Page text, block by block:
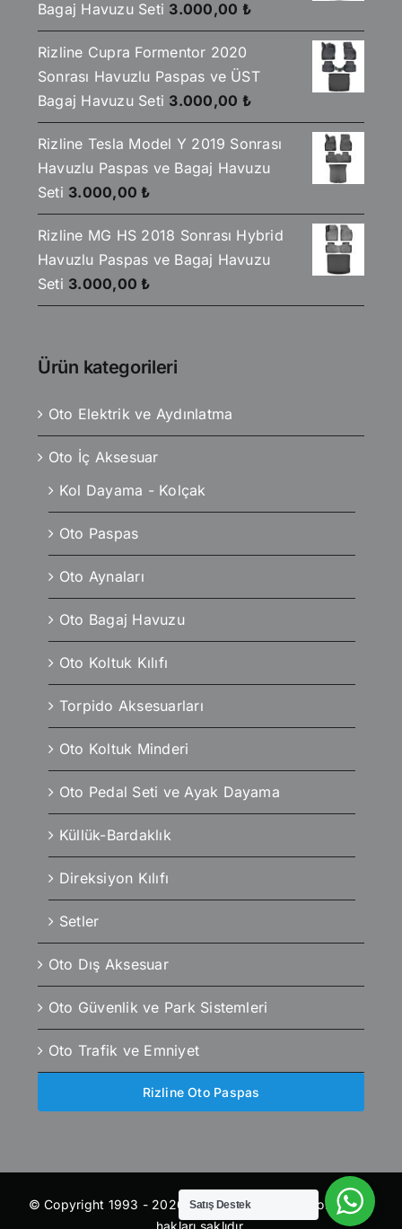
Bagaj Havuzu Seti 3.000,00 ₺
Rizline Cupra Formentor 2020
Sonrası Havuzlu Paspas ve ÜST
Bagaj Havuzu Seti 3.000,00 ₺
Rizline Tesla Model Y 2019 Sonrası
Havuzlu Paspas ve Bagaj Havuzu
Seti 3.000,00 ₺
Rizline MG HS 2018 Sonrası Hybrid
Havuzlu Paspas ve Bagaj Havuzu
Seti 3.000,00 ₺
Ürün kategorileri
Oto Elektrik ve Aydınlatma
Oto İç Aksesuar
Kol Dayama - Kolçak
Oto Paspas
Oto Aynaları
Oto Bagaj Havuzu
Oto Koltuk Kılıfı
Torpido Aksesuarları
Oto Koltuk Minderi
Oto Pedal Seti ve Ayak Dayama
Küllük-Bardaklık
Direksiyon Kılıfı
Setler
Oto Dış Aksesuar
Oto Güvenlik ve Park Sistemleri
Oto Trafik ve Emniyet
Rizline Oto Paspas
© Copyright 1993 - 2026 | otoaksesuaroutlet.com | Tüm
hakları saklıdır.
Satış Destek